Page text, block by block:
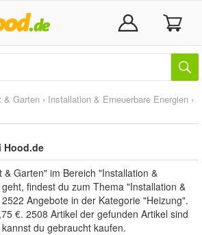
& Garten › Installation & Erneuerbare Energien ›
Hood.de
Garten" im Bereich "Installation &
findest du zum Thema "Installation &
Angebote in der Kategorie "Heizung".
€. 2508 Artikel der gefunden Artikel sind
du gebraucht kaufen.